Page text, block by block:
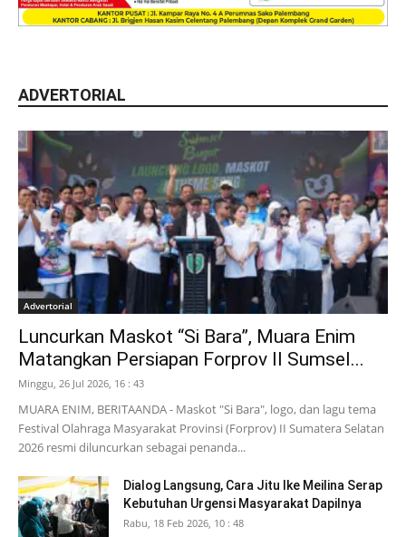
ADVERTORIAL
Advertorial
Luncurkan Maskot “Si Bara”, Muara Enim
Matangkan Persiapan Forprov II Sumsel...
Minggu, 26 Jul 2026, 16 : 43
MUARA ENIM, BERITAANDA - Maskot "Si Bara", logo, dan lagu tema
Festival Olahraga Masyarakat Provinsi (Forprov) II Sumatera Selatan
2026 resmi diluncurkan sebagai penanda...
Dialog Langsung, Cara Jitu Ike Meilina Serap
Kebutuhan Urgensi Masyarakat Dapilnya
Rabu, 18 Feb 2026, 10 : 48